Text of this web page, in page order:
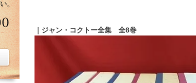
｜ジャン・コクトー全集 全8巻